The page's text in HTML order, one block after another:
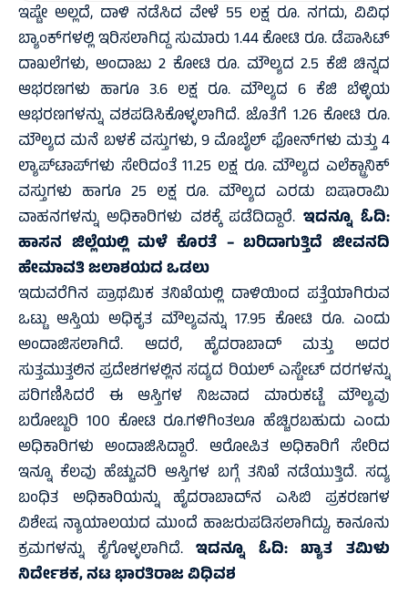
ಇಷ್ಟೇ ಅಲ್ಲದೆ, ದಾಳಿ ನಡೆಸಿದ ವೇಳೆ 55 ಲಕ್ಷ ರೂ. ನಗದು, ವಿವಿಧ
ಬ್ಯಾಂಕ್‌ಗಳಲ್ಲಿ ಇರಿಸಲಾಗಿದ್ದ ಸುಮಾರು 1.44 ಕೋಟಿ ರೂ. ಡೆಪಾಸಿಟ್
ದಾಖಲೆಗಳು, ಅಂದಾಜು 2 ಕೋಟಿ ರೂ. ಮೌಲ್ಯದ 2.5 ಕೆಜಿ ಚಿನ್ನದ
ಆಭರಣಗಳು ಹಾಗೂ 3.6 ಲಕ್ಷ ರೂ. ಮೌಲ್ಯದ 6 ಕೆಜಿ ಬೆಳ್ಳಿಯ
ಆಭರಣಗಳನ್ನು ವಶಪಡಿಸಿಕೊಳ್ಳಲಾಗಿದೆ. ಜೊತೆಗೆ 1.26 ಕೋಟಿ ರೂ.
ಮೌಲ್ಯದ ಮನೆ ಬಳಕೆ ವಸ್ತುಗಳು, 9 ಮೊಬೈಲ್ ಫೋನ್‌ಗಳು ಮತ್ತು 4
ಲ್ಯಾಪ್‌ಟಾಪ್‌ಗಳು ಸೇರಿದಂತೆ 11.25 ಲಕ್ಷ ರೂ. ಮೌಲ್ಯದ ಎಲೆಕ್ಟ್ರಾನಿಕ್
ವಸ್ತುಗಳು ಹಾಗೂ 25 ಲಕ್ಷ ರೂ. ಮೌಲ್ಯದ ಎರಡು ಐಷಾರಾಮಿ
ವಾಹನಗಳನ್ನು ಅಧಿಕಾರಿಗಳು ವಶಕ್ಕೆ ಪಡೆದಿದ್ದಾರೆ.ಇದನ್ನೂ ಓದಿ:
ಹಾಸನ ಜಿಲ್ಲೆಯಲ್ಲಿ ಮಳೆ ಕೊರತೆ – ಬರಿದಾಗುತ್ತಿದೆ ಜೀವನದಿ
ಹೇಮಾವತಿ ಜಲಾಶಯದ ಒಡಲು
ಇದುವರೆಗಿನ ಪ್ರಾಥಮಿಕ ತನಿಖೆಯಲ್ಲಿ ದಾಳಿಯಿಂದ ಪತ್ತೆಯಾಗಿರುವ
ಒಟ್ಟು ಆಸ್ತಿಯ ಅಧಿಕೃತ ಮೌಲ್ಯವನ್ನು 17.95 ಕೋಟಿ ರೂ. ಎಂದು
ಅಂದಾಜಿಸಲಾಗಿದೆ. ಆದರೆ, ಹೈದರಾಬಾದ್ ಮತ್ತು ಅದರ
ಸುತ್ತಮುತ್ತಲಿನ ಪ್ರದೇಶಗಳಲ್ಲಿನ ಸದ್ಯದ ರಿಯಲ್ ಎಸ್ಟೇಟ್ ದರಗಳನ್ನು
ಪರಿಗಣಿಸಿದರೆ ಈ ಆಸ್ತಿಗಳ ನಿಜವಾದ ಮಾರುಕಟ್ಟೆ ಮೌಲ್ಯವು
ಬರೋಬ್ಬರಿ 100 ಕೋಟಿ ರೂ.ಗಳಿಗಿಂತಲೂ ಹೆಚ್ಚಿರಬಹುದು ಎಂದು
ಅಧಿಕಾರಿಗಳು ಅಂದಾಜಿಸಿದ್ದಾರೆ. ಆರೋಪಿತ ಅಧಿಕಾರಿಗೆ ಸೇರಿದ
ಇನ್ನೂ ಕೆಲವು ಹೆಚ್ಚುವರಿ ಆಸ್ತಿಗಳ ಬಗ್ಗೆ ತನಿಖೆ ನಡೆಯುತ್ತಿದೆ. ಸದ್ಯ
ಬಂಧಿತ ಅಧಿಕಾರಿಯನ್ನು ಹೈದರಾಬಾದ್‌ನ ಎಸಿಬಿ ಪ್ರಕರಣಗಳ
ವಿಶೇಷ ನ್ಯಾಯಾಲಯದ ಮುಂದೆ ಹಾಜರುಪಡಿಸಲಾಗಿದ್ದು, ಕಾನೂನು
ಕ್ರಮಗಳನ್ನು ಕೈಗೊಳ್ಳಲಾಗಿದೆ.ಇದನ್ನೂ ಓದಿ:ಖ್ಯಾತ ತಮಿಳು
ನಿರ್ದೇಶಕ, ನಟ ಭಾರತಿರಾಜ ವಿಧಿವಶ